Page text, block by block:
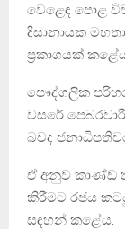
වෙළෙඳ පොළ
දිසානායක
ප්‍රකාශයක්
පෞද්ගලික
වසරේ
බවද
ඒ අනුව කාණ්ඩ
කිරීමට රජය
සඳහන් කළේය.